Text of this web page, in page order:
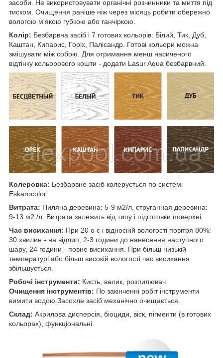
засоби. Не використовувати органічні розчинники та миття під
тиском. Очищення раніше ніж через місяць робити обережно
вологою м'якою губкою або ганчіркою.
Колір: Безбарвна засіб і 7 готових кольорів: Білий, Тик, Дуб,
Каштан, Кипарис, Горіх, Палісандр. Готові кольори можна
змішувати між собою. Для отримання менш насиченого
відтінку кольорового кошти - додати Lasur Aqua безбарвний.
Колеровка: Безбарвне засіб колерується по системі
Eskarocolor.
Витрата: Пиляна деревина: 5-9 м2/л, струганная деревина:
9-13 м2 /л. Витрата залежить від типу і підготовки поверхні.
Час висихання: При 20 o c і відносній вологості повітря 80%:
30 хвилин - на відлип, 2-3 години до нанесення наступного
шару, 24 години - повне висихання. При більш низькій
температурі або більш високій вологості час висихання
збільшується.
Робочі інструменти: Кисть, валик, розпилювач.
Очищення інструментів: По закінченні робіт інструменти
вимити водою.Засохле засіб механічно очищається.
Склад: Акрилова дисперсія, біоциди, віск, пігменти (в готових
кольорах), функціональні